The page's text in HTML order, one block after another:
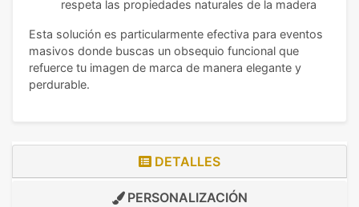
respeta las propiedades naturales de la madera
Esta solución es particularmente efectiva para eventos
masivos donde buscas un obsequio funcional que
refuerce tu imagen de marca de manera elegante y
perdurable.
DETALLES
PERSONALIZACIÓN